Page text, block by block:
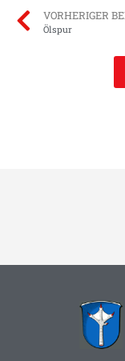
VORHERIGER
Ölspur